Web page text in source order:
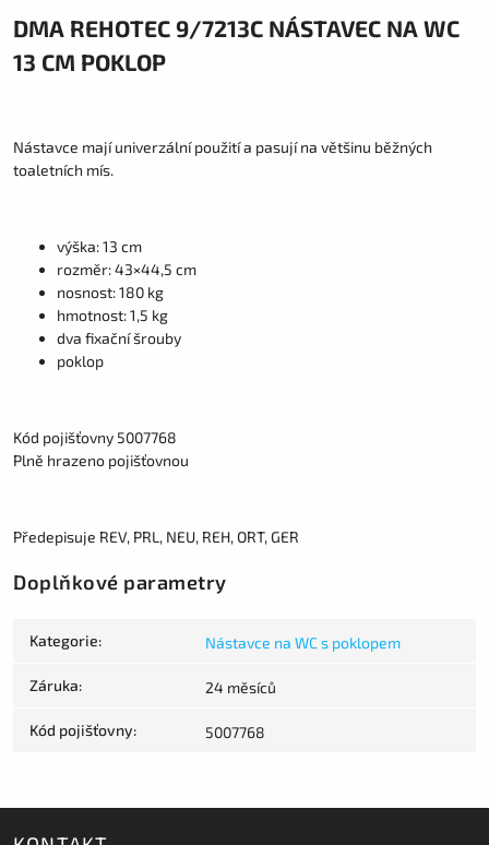
DMA REHOTEC 9/7213C NÁSTAVEC NA WC
13 CM POKLOP
Nástavce mají univerzální použití a pasují na většinu běžných
toaletních mís.
výška: 13 cm
rozměr: 43×44,5 cm
nosnost: 180 kg
hmotnost: 1,5 kg
dva fixační šrouby
poklop
Kód pojišťovny 5007768
Plně hrazeno pojišťovnou
Předepisuje REV, PRL, NEU, REH, ORT, GER
Doplňkové parametry
Kategorie: Nástavce na WC s poklopem
Záruka: 24 měsíců
Kód pojišťovny: 5007768